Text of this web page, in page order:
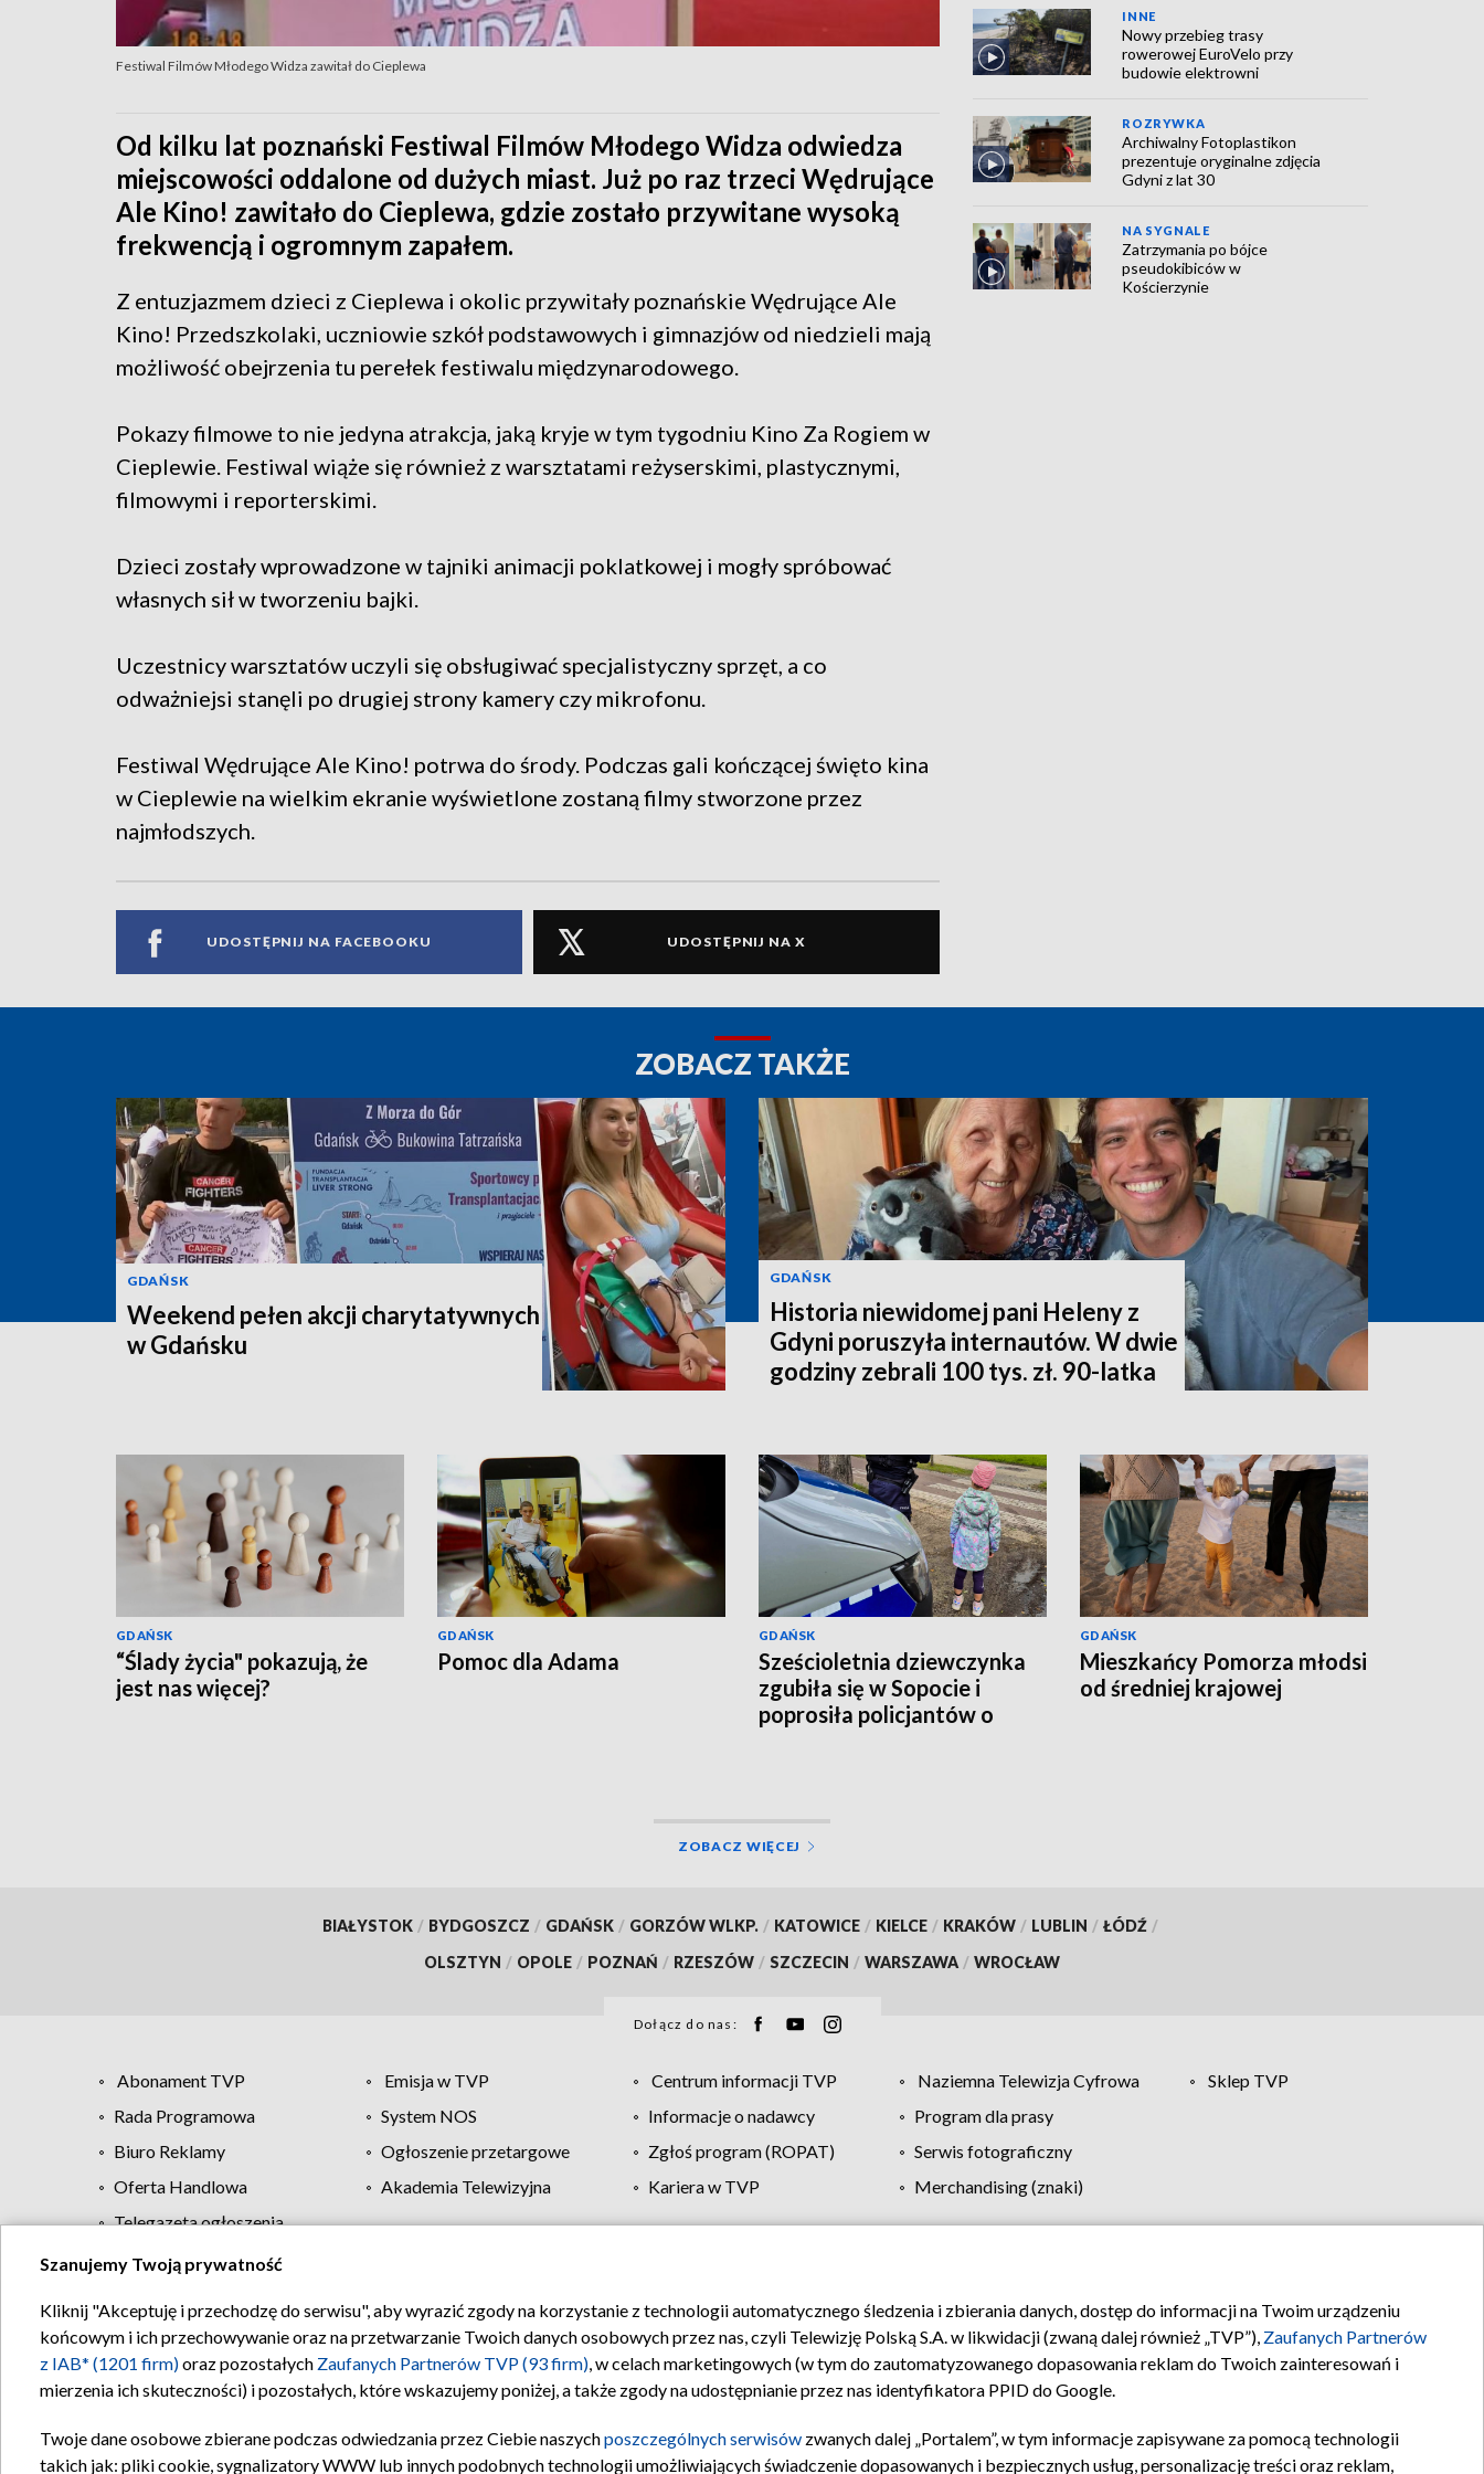
Festiwal Filmów Młodego Widza zawitał do Cieplewa
Od kilku lat poznański Festiwal Filmów Młodego Widza odwiedza
miejscowości oddalone od dużych miast. Już po raz trzeci Wędrujące
Ale Kino! zawitało do Cieplewa, gdzie zostało przywitane wysoką
frekwencją i ogromnym zapałem.
Z entuzjazmem dzieci z Cieplewa i okolic przywitały poznańskie Wędrujące Ale
Kino! Przedszkolaki, uczniowie szkół podstawowych i gimnazjów od niedzieli mają
możliwość obejrzenia tu perełek festiwalu międzynarodowego.
Pokazy filmowe to nie jedyna atrakcja, jaką kryje w tym tygodniu Kino Za Rogiem w
Cieplewie. Festiwal wiąże się również z warsztatami reżyserskimi, plastycznymi,
filmowymi i reporterskimi.
Dzieci zostały wprowadzone w tajniki animacji poklatkowej i mogły spróbować
własnych sił w tworzeniu bajki.
Uczestnicy warsztatów uczyli się obsługiwać specjalistyczny sprzęt, a co
odważniejsi stanęli po drugiej strony kamery czy mikrofonu.
Festiwal Wędrujące Ale Kino! potrwa do środy. Podczas gali kończącej święto kina
w Cieplewie na wielkim ekranie wyświetlone zostaną filmy stworzone przez
najmłodszych.
UDOSTĘPNIJ NA FACEBOOKU UDOSTĘPNIJ NA X
INNE
Nowy przebieg trasy
rowerowej EuroVelo przy
budowie elektrowni
ROZRYWKA
Archiwalny Fotoplastikon
prezentuje oryginalne zdjęcia
Gdyni z lat 30
NA SYGNALE
Zatrzymania po bójce
pseudokibiców w
Kościerzynie
ZOBACZ TAKŻE
GDAŃSK
Weekend pełen akcji charytatywnych
w Gdańsku
GDAŃSK
Historia niewidomej pani Heleny z
Gdyni poruszyła internautów. W dwie
godziny zebrali 100 tys. zł. 90-latka
GDAŃSK
“Ślady życia" pokazują, że
jest nas więcej?
GDAŃSK
Pomoc dla Adama
GDAŃSK
Sześcioletnia dziewczynka
zgubiła się w Sopocie i
poprosiła policjantów o
GDAŃSK
Mieszkańcy Pomorza młodsi
od średniej krajowej
ZOBACZ WIĘCEJ
BIAŁYSTOK / BYDGOSZCZ / GDAŃSK / GORZÓW WLKP. / KATOWICE / KIELCE / KRAKÓW / LUBLIN / ŁÓDŹ /
OLSZTYN / OPOLE / POZNAŃ / RZESZÓW / SZCZECIN / WARSZAWA / WROCŁAW
Dołącz do nas:
Abonament TVP Emisja w TVP Centrum informacji TVP Naziemna Telewizja Cyfrowa
Sklep TVP
Rada Programowa
System NOS Informacje o nadawcy
Program dla prasy
Biuro Reklamy
Ogłoszenie przetargowe Zgłoś program (ROPAT)
Serwis fotograficzny
Oferta Handlowa
Akademia Telewizyjna Kariera w TVP
Merchandising (znaki)
Telegazeta ogłoszenia
Regulamin TVP Polityka prywatności Moje zgody Pomoc Biuro reklamy Kontakt
Szanujemy Twoją prywatność
Kliknij "Akceptuję i przechodzę do serwisu", aby wyrazić zgody na korzystanie z technologii automatycznego śledzenia i zbierania danych, dostęp do informacji na Twoim urządzeniu
końcowym i ich przechowywanie oraz na przetwarzanie Twoich danych osobowych przez nas, czyli Telewizję Polską S.A. w likwidacji (zwaną dalej również „TVP”), Zaufanych Partnerów
z IAB* (1201 firm)oraz pozostałych Zaufanych Partnerów TVP (93 firm), w celach marketingowych (w tym do zautomatyzowanego dopasowania reklam do Twoich zainteresowań i
mierzenia ich skuteczności) i pozostałych, które wskazujemy poniżej, a także zgody na udostępnianie przez nas identyfikatora PPID do Google.
Twoje dane osobowe zbierane podczas odwiedzania przez Ciebie naszychposzczególnych serwisów zwanych dalej „Portalem”, w tym informacje zapisywane za pomocą technologii
takich jak: pliki cookie, sygnalizatory WWW lub innych podobnych technologii umożliwiających świadczenie dopasowanych i bezpiecznych usług, personalizację treści oraz reklam,